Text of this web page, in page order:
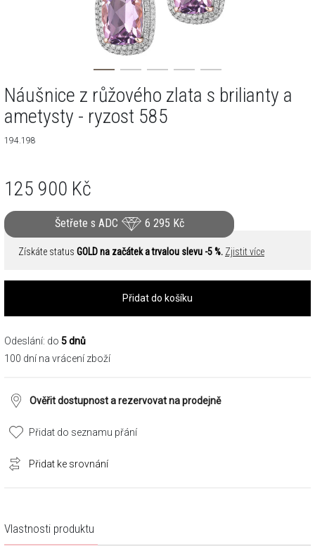
Náušnice z růžového zlata s brilianty a
ametysty - ryzost 585
194.198
125 900 Kč
Šetřete s ADC 6 295 Kč
Získáte status GOLD na začátek a trvalou slevu -5 %. Zjistit více
Přidat do košíku
Odeslání: do 5 dnů
100 dní na vrácení zboží
Ověřit dostupnost a rezervovat na prodejně
Přidat do seznamu přání
Přidat ke srovnání
Vlastnosti produktu